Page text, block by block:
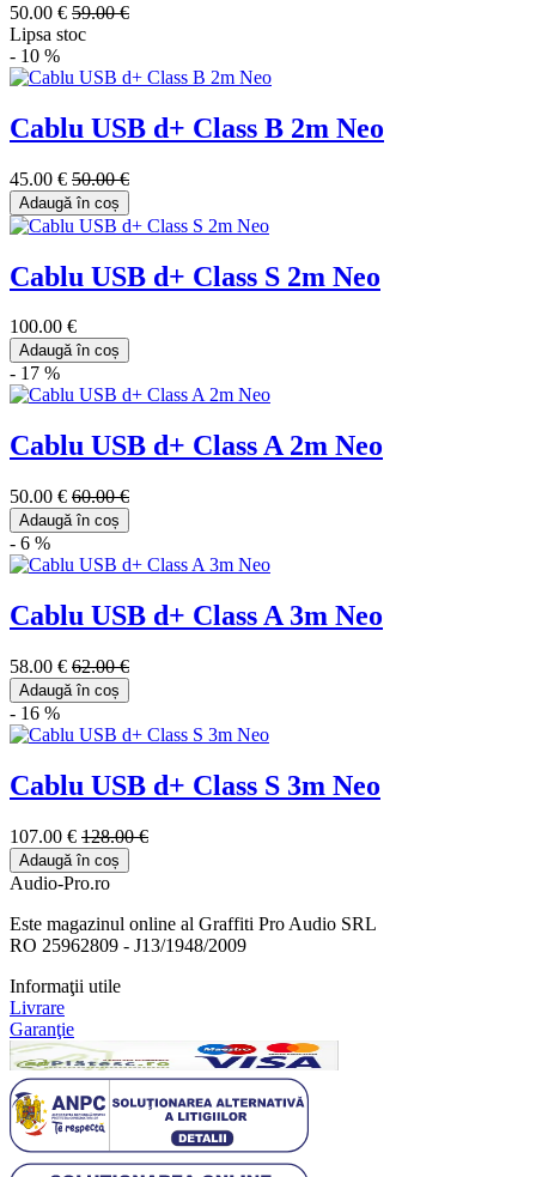
50.00 € 59.00 €
Lipsa stoc
- 10 %
Cablu USB d+ Class B 2m Neo
45.00 € 50.00 €
Adaugă în coș
Cablu USB d+ Class S 2m Neo
100.00 €
Adaugă în coș
- 17 %
Cablu USB d+ Class A 2m Neo
50.00 € 60.00 €
Adaugă în coș
- 6 %
Cablu USB d+ Class A 3m Neo
58.00 € 62.00 €
Adaugă în coș
- 16 %
Cablu USB d+ Class S 3m Neo
107.00 € 128.00 €
Adaugă în coș
Audio-Pro.ro
Este magazinul online al Graffiti Pro Audio SRL
RO 25962809 - J13/1948/2009
Informaţii utile
Livrare
Garanţie